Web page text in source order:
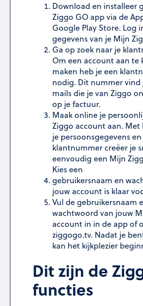
Download en installeer
Ziggo GO app via de
Google Play Store. Log
gegevens van je Mijn
Ga op zoek naar je
Om een account aan te
maken heb je een
nodig. Dit nummer vind
mails die je van Ziggo
op je factuur.
Maak online je
Ziggo account aan. Met
je persoonsgegevens en
klantnummer creëer je
eenvoudig een Mijn
Kies een
gebruikersnaam en
jouw account is klaar
Vul de gebruikersnaam
wachtwoord van jouw
account in in de app of
ziggogo.tv. Nadat je
kan het kijkplezier
Dit zijn de
functies